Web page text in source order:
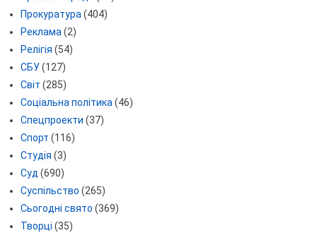
Прокуратура (404)
Реклама (2)
Релігія (54)
СБУ(127)
Світ (285)
Соціальна політика (46)
Спецпроекти (37)
Спорт (116)
Студія (3)
Суд (690)
Суспільство (265)
Сьогодні свято (369)
Творці (35)